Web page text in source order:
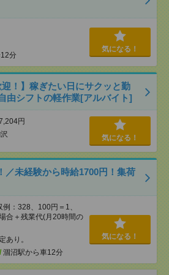
分
気になる！
迎！】稼ぎたい日にサクッと勤
由シフトの軽作業[アルバイト]
円
気になる！
／未経験から時給1700円！集荷
：328、100円＝1、
合＋残業代(月20時間の
あり。
/ 涸沼駅から車12分
気になる！